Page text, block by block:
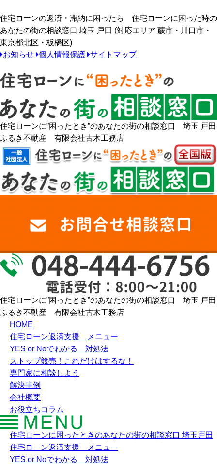
住宅ローンの返済・滞納に困ったら 住宅ローンに困った時の
あなたの街の相談窓口 埼玉 戸田 (対応エリア 蕨市・川口市・
東京都北区・板橋区)
お知らせ 個人情報保護 サイトマップ
住宅ローンに”困ったとき”のあなたの街の相談窓口 埼玉 戸田
ふるき不動産 有限会社古木工務店
住宅ローンに”困ったとき”のあなたの街の相談窓口 埼玉 戸田
ふるき不動産 有限会社古木工務店
HOME
住宅ローン返済支援 メニュー
YES or Noでわかる 対処法
ストップ競売！これだけはするな！
専門家に相談しよう
解決事例
会社概要
お役立ちコラム
住宅ローンに困ったときのあなたの街の相談窓口 埼玉戸田
住宅ローン返済支援 メニュー
YES or Noでわかる 対処法